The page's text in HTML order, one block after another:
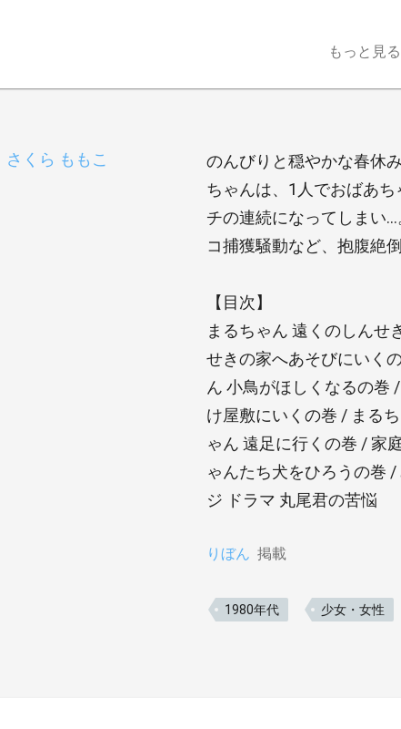
さくら ももこ
のんびりと穏やかな春休
ちゃんは、1人でおばあ
チの連続になってしまい
コ捕獲騒動など、抱腹絶
【目次】
まるちゃん 遠くのしんせ
せきの家へあそびにいく
ん 小鳥がほしくなるの巻
け屋敷にいくの巻 / まる
ゃん 遠足に行くの巻 / 家
ゃんたち犬をひろうの巻
ジ ドラマ 丸尾君の苦悩
りぼん 掲載
1980年代 少女・女性